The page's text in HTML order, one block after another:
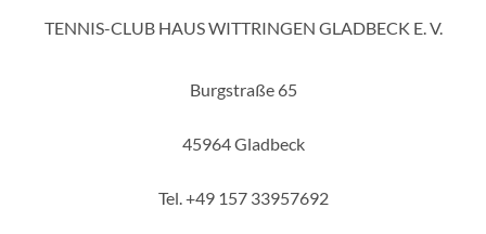
TENNIS-CLUB HAUS WITTRINGEN GLADBECK E. V.
Burgstraße 65
45964 Gladbeck
Tel. +49 157 33957692